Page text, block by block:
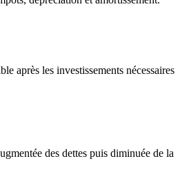
après les investissements nécessaires
des dettes puis diminuée de la